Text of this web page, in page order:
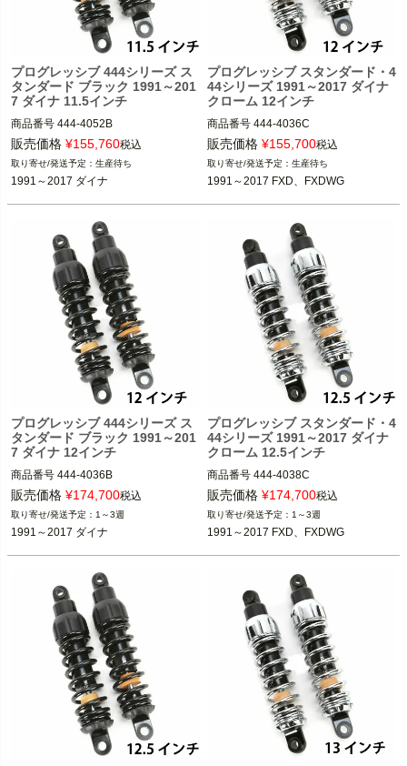
プログレッシブ 444シリーズ ス
タンダード ブラック 1991～201
7 ダイナ 11.5インチ
商品番号 444-4052B
(D型番：1310-0790)　(B型番：77755
1991～2017 ダイナ
PROGRESSIVE（プログレッシブ）
販売価格 ¥155,760税込
生産待ち
1991～2017 ダイナ
プログレッシブ スタンダード・4
44シリーズ 1991～2017 ダイナ
クローム 12インチ
商品番号 444-4036C
(D型番：1310-0774)(B型番：777425)
1991～2017 FXD、FXDWG
PROGRESSIVE（プログレッシブ）
販売価格 ¥155,700税込
生産待ち
1991～2017 FXD、FXDWG
プログレッシブ 444シリーズ ス
タンダード ブラック 1991～201
7 ダイナ 12インチ
商品番号 444-4036B
(D型番：1310-0773)　(B型番：77753
1991～2017 ダイナ
PROGRESSIVE（プログレッシブ）
販売価格 ¥174,700税込
1～3週
1991～2017 ダイナ
プログレッシブ スタンダード・4
44シリーズ 1991～2017 ダイナ
クローム 12.5インチ
商品番号 444-4038C
(D型番：1310-0776)(B型番：777426)
1991～2017 FXD、FXDWG
PROGRESSIVE（プログレッシブ）
販売価格 ¥174,700税込
1～3週
1991～2017 FXD、FXDWG